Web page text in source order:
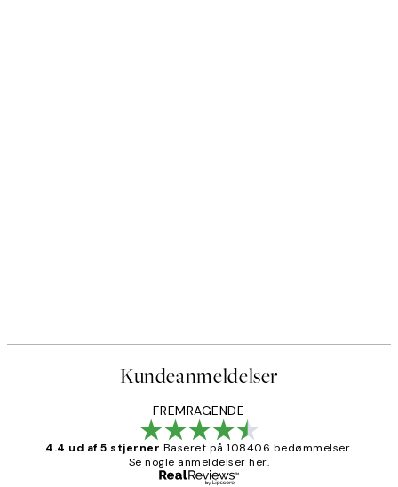
Kundeanmeldelser
FREMRAGENDE
4.4 ud af 5 stjerner Baseret på 108406 bedømmelser.
Se nogle anmeldelser her.